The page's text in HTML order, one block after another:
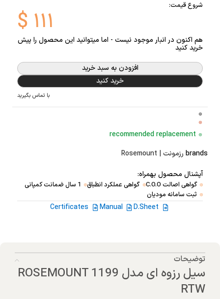
شروع قیمت:
$ ۱۱۱
هم اکنون در انبار موجود نیست - اما میتوانید این محصول را پیش
خرید کنید
افزودن به سبد خرید
خرید کنید
با تماس بگیرید
recommended replacement
brands رزمونت | Rosemount
آپشنال محصول بهمراه:
گواهی اصالت C.O.O گواهی عملکرد انطباق
1 سال ضمانت کمپانی
ثبت سامانه مودیان
D.Sheet
Manual
Certificates
توضیحات
سیل رزوه ای مدل ROSEMOUNT 1199
RTW